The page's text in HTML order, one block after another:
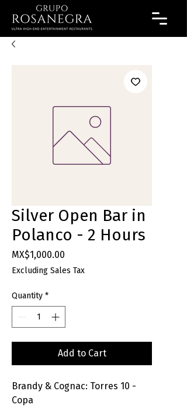
Silver Open Bar in
Polanco - 2 Hours
MX$1,000.00
Excluding Sales Tax
Quantity *
Add to Cart
Brandy & Cognac: Torres 10 -
Copa